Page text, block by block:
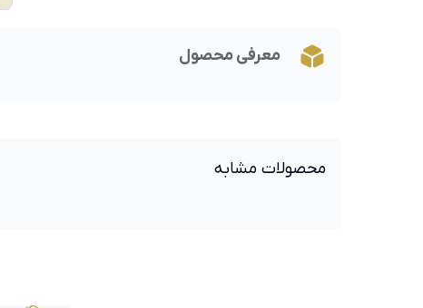
معرفی محصول
محصولات مشابه